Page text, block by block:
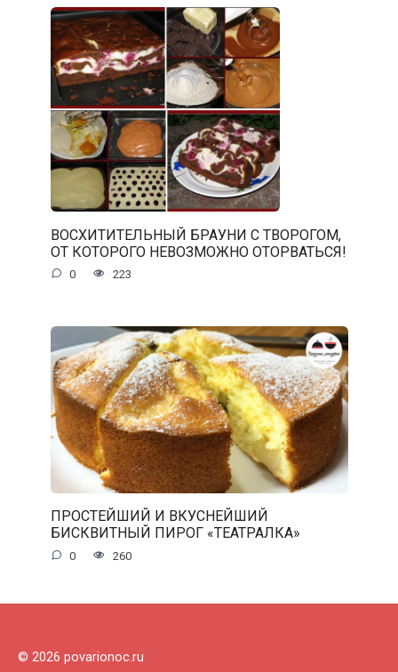
ВОСХИТИТЕЛЬНЫЙ БРАУНИ С ТВОРОГОМ,
ОТ КОТОРОГО НЕВОЗМОЖНО ОТОРВАТЬСЯ!
0 223
ПРОСТЕЙШИЙ И ВКУСНЕЙШИЙ
БИСКВИТНЫЙ ПИРОГ «ТЕАТРАЛКА»
0 260
© 2026 povarionoc.ru